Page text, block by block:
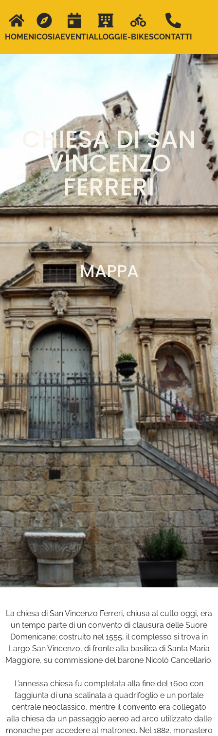
HOMENICOSIAEVENTIALLOGGIE-BIKESCONTATTI
CHIESA DI SAN
VINCENZO
FERRERI
MAPPA
La chiesa di San Vincenzo Ferreri, chiusa al culto oggi, era
un tempo parte di un convento di clausura delle Suore
Domenicane; costruito nel 1555, il complesso si trova in
Largo San Vincenzo, di fronte alla basilica di Santa Maria
Maggiore, su commissione del barone Nicolò Cancellario.
L’annessa chiesa fu completata alla fine del 1600 con
l’aggiunta di una scalinata a quadrifoglio e un portale
centrale neoclassico, mentre il convento era collegato
alla chiesa da un passaggio aereo ad arco utilizzato dalle
monache per accedere al matroneo. Nel 1882, monastero